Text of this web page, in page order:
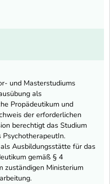
und Masterstudiums
als
Propädeutikum und
der erforderlichen
berechtigt das Studium
Ausbildungsstätte für das
gemäß § 4
zuständigen Ministerium